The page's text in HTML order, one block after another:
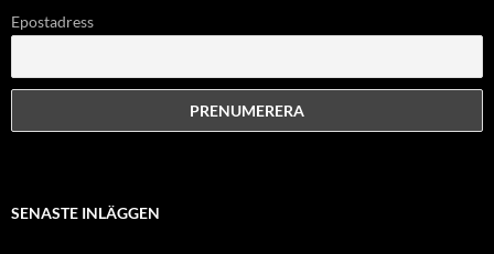
Epostadress
SENASTE INLÄGGEN